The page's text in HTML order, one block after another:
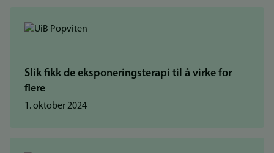
Slik fikk de eksponeringsterapi til å virke for
flere
1. oktober 2024